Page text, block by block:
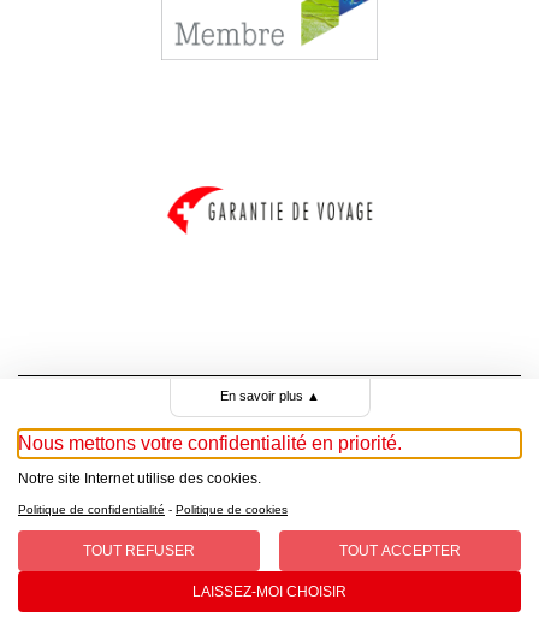
© Copyright 2025 croisitour.ch
Conditions générales | Protection des données
En savoir plus ▲
Nous mettons votre confidentialité en priorité.
Notre site Internet utilise des cookies.
Politique de confidentialité - Politique de cookies
TOUT REFUSER TOUT ACCEPTER
LAISSEZ-MOI CHOISIR